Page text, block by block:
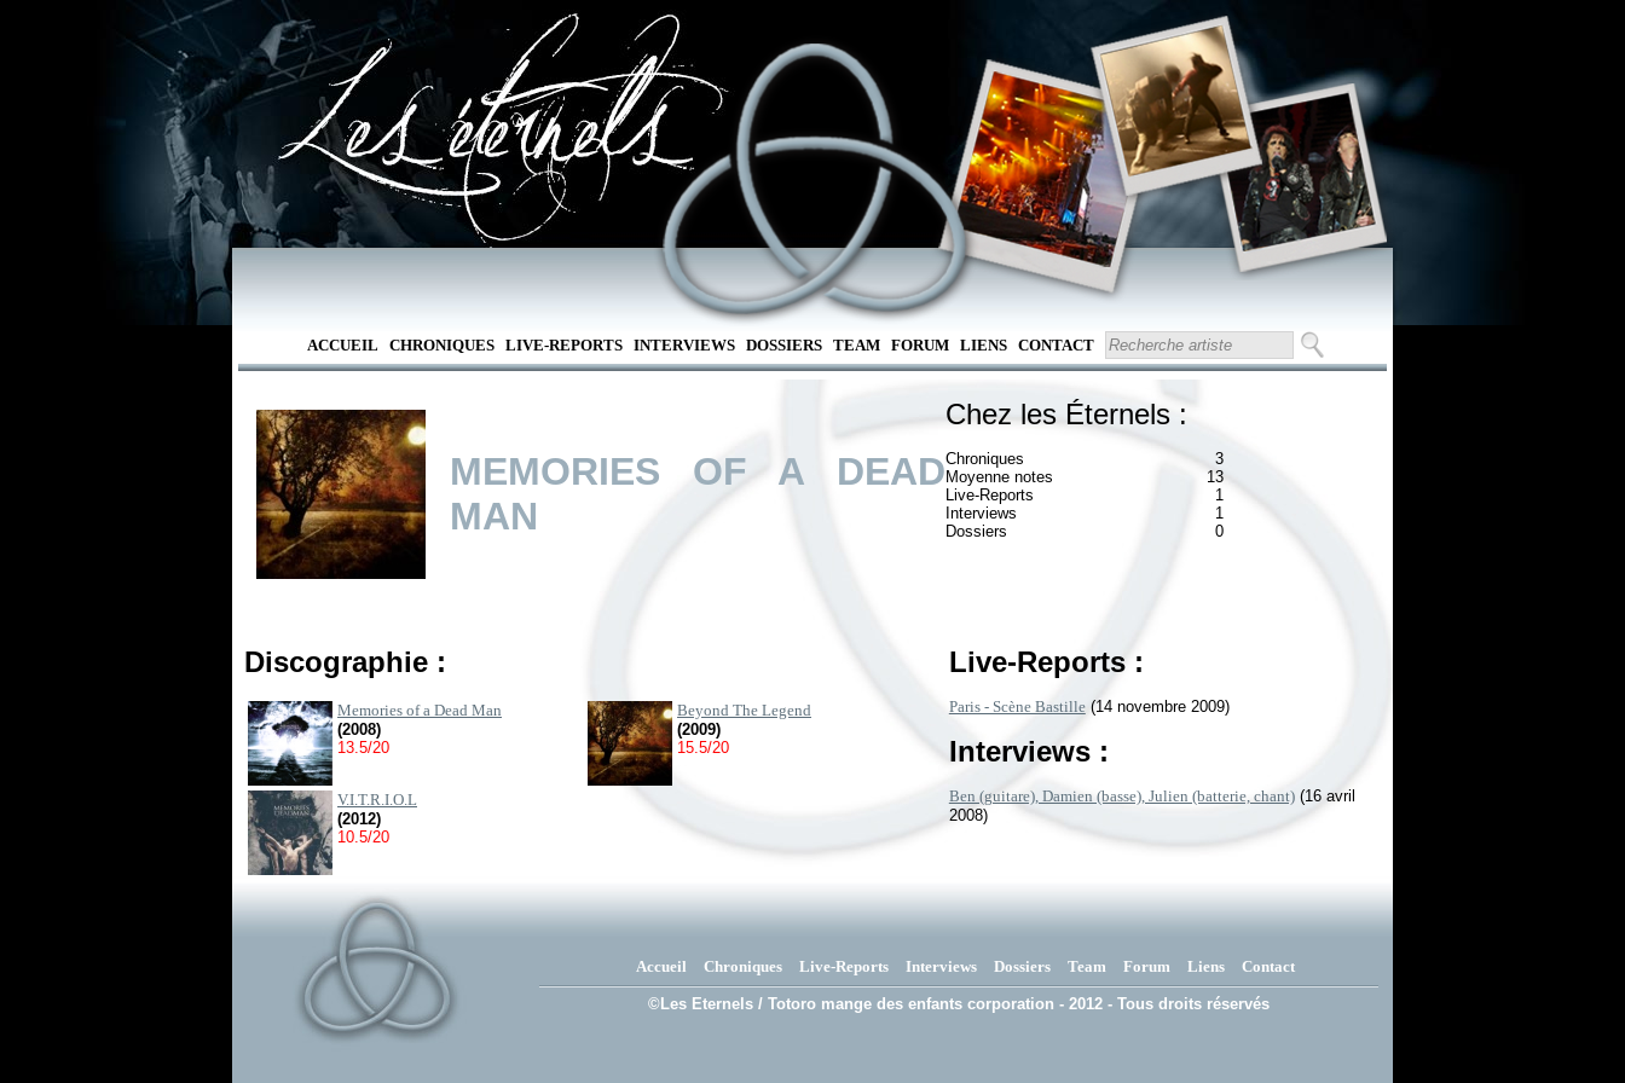
ACCUEIL CHRONIQUES LIVE-REPORTS INTERVIEWS DOSSIERS TEAM FORUM LIENS CONTACT
MEMORIES OF A DEAD
MAN
Chez les Éternels :
Chroniques
3
Moyenne notes
13
Live-Reports
1
Interviews
1
Dossiers
0
Discographie :
Memories of a Dead Man
(2008)
13.5/20
Beyond The Legend
(2009)
15.5/20
V.I.T.R.I.O.L
(2012)
10.5/20
Live-Reports :
Paris - Scène Bastille(14 novembre 2009)
Interviews :
Ben (guitare), Damien (basse), Julien (batterie, chant)(16 avril
2008)
Accueil Chroniques Live-Reports Interviews Dossiers Team Forum Liens Contact
©Les Eternels / Totoro mange des enfants corporation - 2012 - Tous droits réservés